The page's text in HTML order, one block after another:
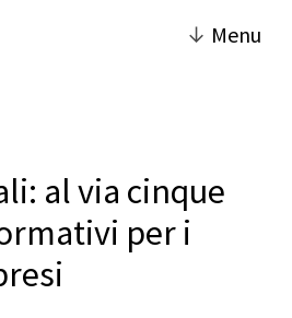
↓ Menu
al via cinque
per i